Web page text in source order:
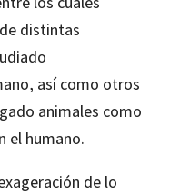
distintas
así como otros
animales como
el humano.
de lo